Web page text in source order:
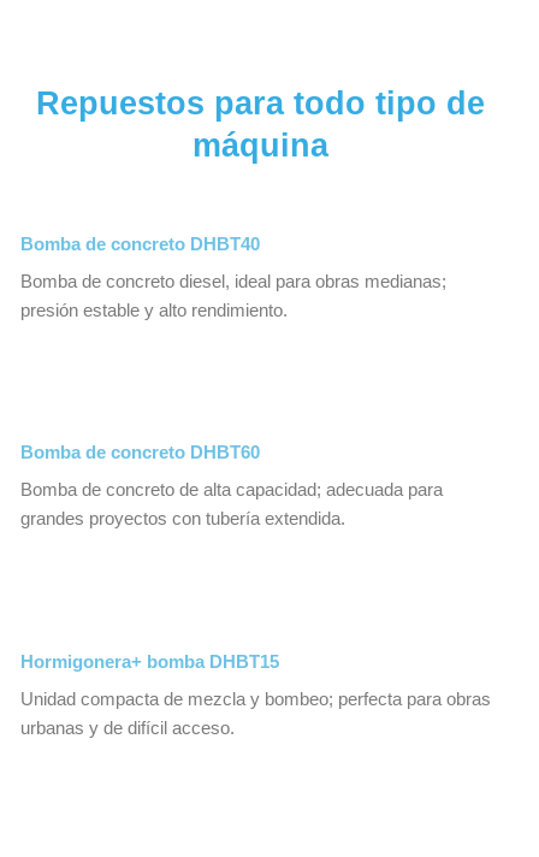
Repuestos para todo tipo de
máquina
Bomba de concreto DHBT40
Bomba de concreto diesel, ideal para obras medianas;
presión estable y alto rendimiento.
Bomba de concreto DHBT60
Bomba de concreto de alta capacidad; adecuada para
grandes proyectos con tubería extendida.
Hormigonera+ bomba DHBT15
Unidad compacta de mezcla y bombeo; perfecta para obras
urbanas y de difícil acceso.